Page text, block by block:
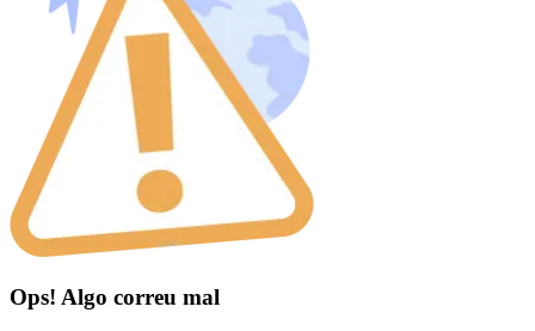
Ops! Algo correu mal